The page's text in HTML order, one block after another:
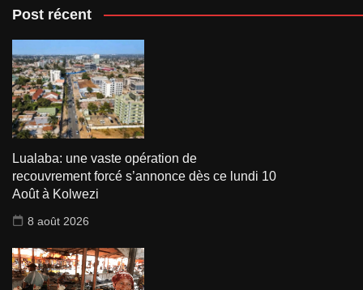
Post récent
Lualaba: une vaste opération de
recouvrement forcé s’annonce dès ce lundi 10
Août à Kolwezi
8 août 2026